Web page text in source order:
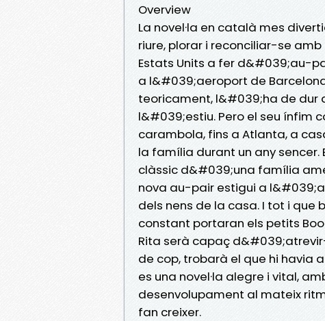
Overview
La novel·la en català mes
riure, plorar i reconciliar-se
Estats Units a fer d&#039;au-
a l&#039;aeroport de
teoricament, l&#039;ha de dur
l&#039;estiu. Pero el seu ínfim
carambola, fins a Atlanta, a
la família durant un any sencer.
clàssic d&#039;una família
nova au-pair estigui a
dels nens de la casa. I tot i que
constant portaran els petits
Rita serà capaç
de cop, trobarà el que hi havia
es una novel·la alegre i vital,
desenvolupament al mateix
fan creixer.